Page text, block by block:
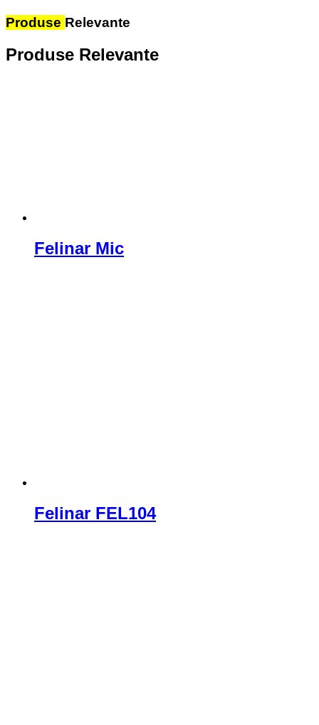
Produse Relevante
Produse Relevante
Felinar Mic
Felinar FEL104